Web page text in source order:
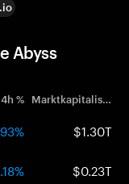
Abyss
% Marktkapitalisierung
$1.30T
$0.23T